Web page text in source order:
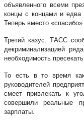
объявленного всеми
концы с концами и едва
Теперь вместо
Третий казус. ТАСС
декриминализацией
необходимость
То есть в то время как
руководителей
смеет привлекать к
совершили реальные
зарплаты.